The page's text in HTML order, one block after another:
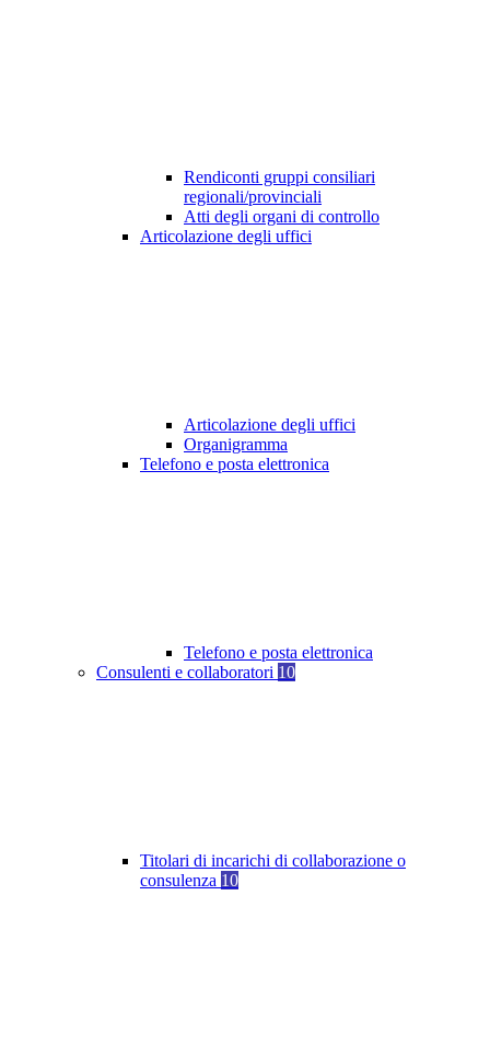
Rendiconti gruppi consiliari
regionali/provinciali
Atti degli organi di controllo
Articolazione degli uffici
Articolazione degli uffici
Organigramma
Telefono e posta elettronica
Telefono e posta elettronica
Consulenti e collaboratori 10
Titolari di incarichi di collaborazione o
consulenza 10